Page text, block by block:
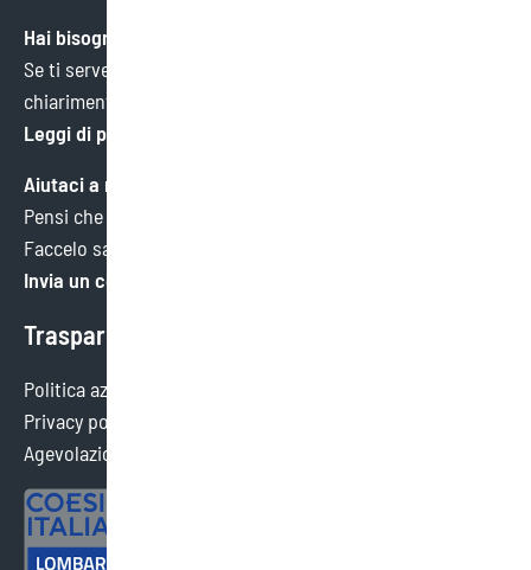
Hai bisogno di aiuto?
Se ti serve un’informazione specifica o hai bisogno di
chiarimenti, ci trovi qui.
Leggi di più
Aiutaci a migliorare
Pensi che potremmo fare meglio in qualche ambito?
Faccelo sapere. Faremo tesoro di ogni consiglio.
Invia un commento
Trasparenza
Politica aziendale
Privacy policy
Agevolazioni ottenute